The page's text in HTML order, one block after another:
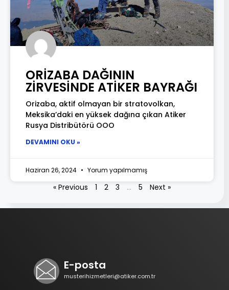
ORİZABA DAĞININ
ZİRVESİNDE ATİKER BAYRAĞI
Orizaba, aktif olmayan bir stratovolkan,
Meksika’daki en yüksek dağına çıkan Atiker
Rusya Distribütörü OOO
DEVAMINI OKU »
Haziran 26, 2024 Yorum yapılmamış
« Previous 1 2 3 … 5 Next »
E-posta
musterihizmetleri@atiker.com.tr